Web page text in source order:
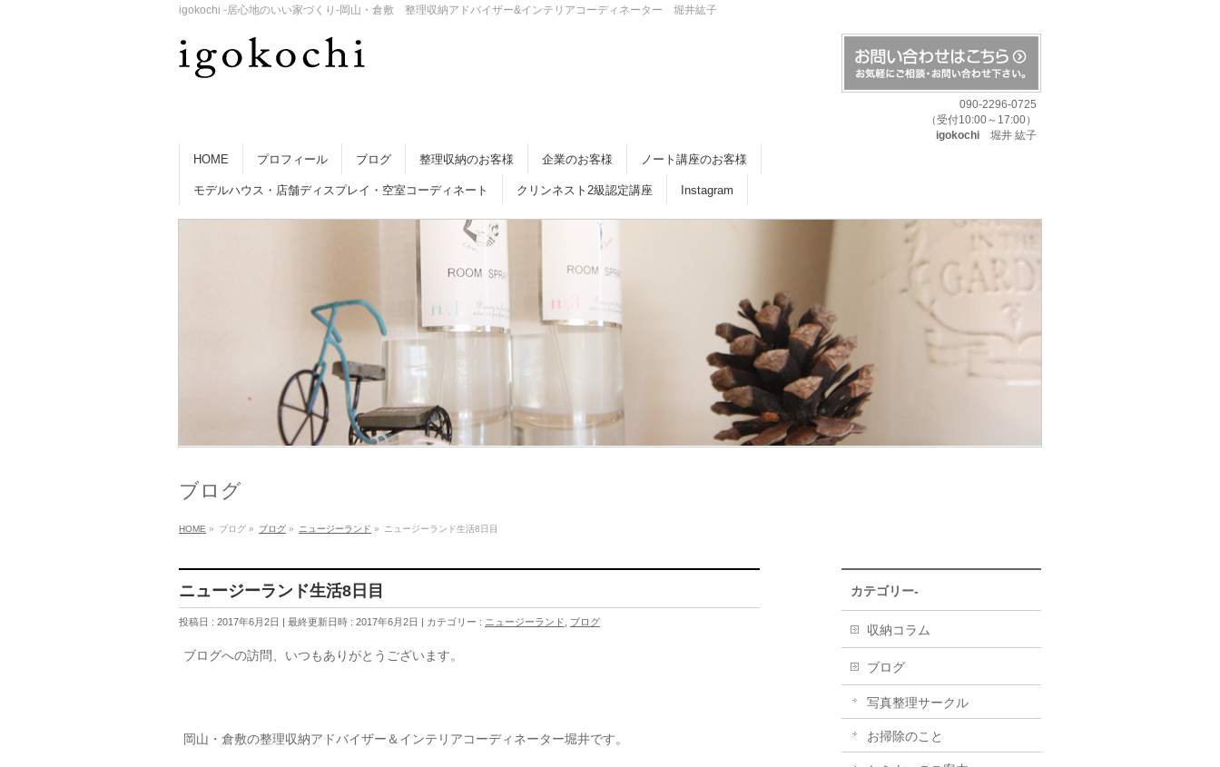
igokochi -居心地のいい家づくり-岡山・倉敷 整理収納アドバイザー&インテリアコーディネーター 堀井紘子
090-2296-0725
（受付10:00～17:00）
igokochi 堀井 紘子
HOME プロフィール ブログ 整理収納のお客様 企業のお客様 ノート講座のお客様
モデルハウス・店舗ディスプレイ・空室コーディネート クリンネスト2級認定講座 Instagram
ブログ
HOME » ブログ » ブログ » ニュージーランド » ニュージーランド生活8日目
ニュージーランド生活8日目
投稿日 : 2017年6月2日 最終更新日時 : 2017年6月2日 カテゴリー : ニュージーランド ブログ
ブログへの訪問、いつもありがとうございます。
岡山・倉敷の整理収納アドバイザー＆インテリアコーディネーター堀井です。
カテゴリー-
収納コラム
ブログ
写真整理サークル
お掃除のこと